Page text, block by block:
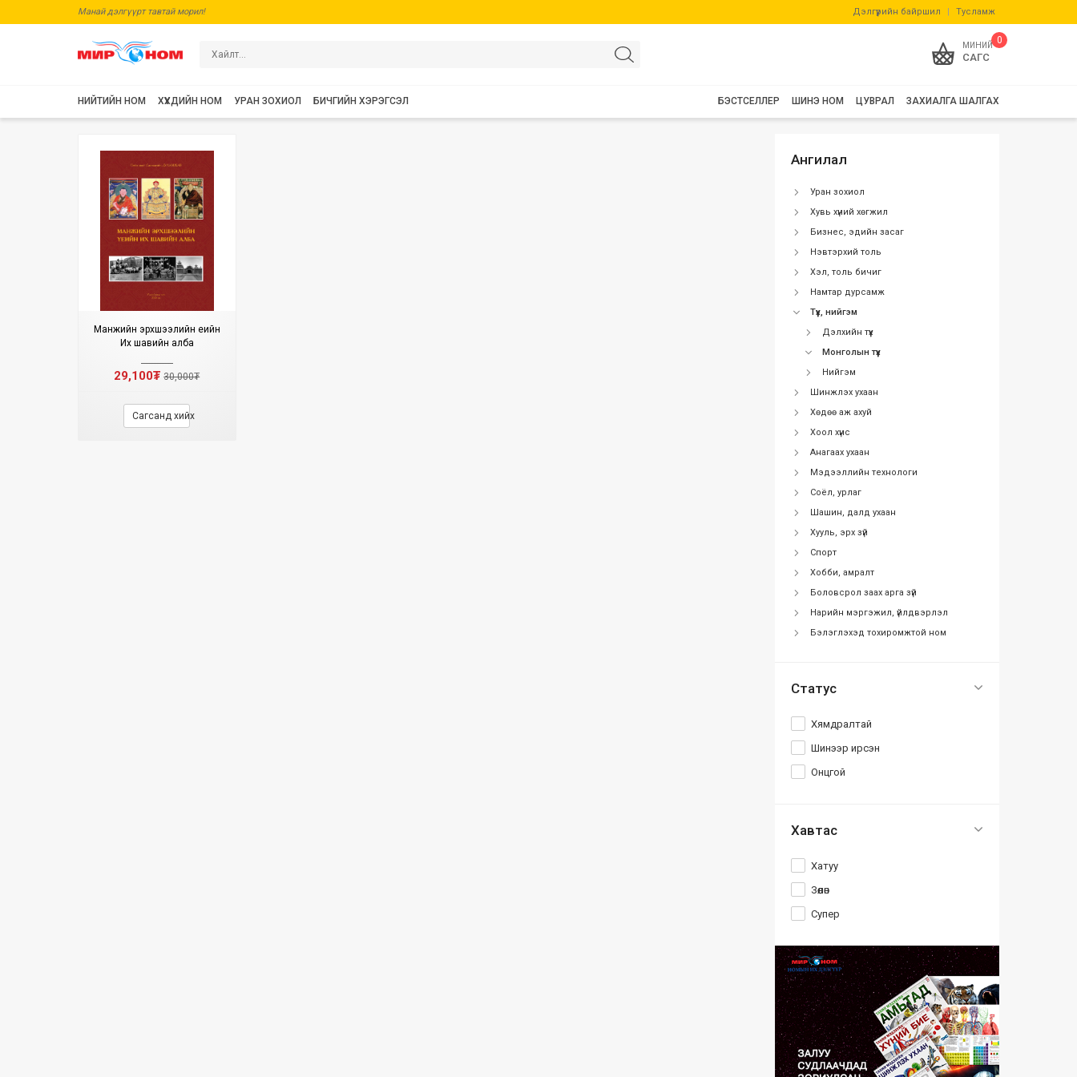
Манай дэлгүүрт тавтай морил! Дэлгүүрийн байршил | Тусламж
0
МИНИЙ
САГС
НИЙТИЙН НОМ ХҮҮХДИЙН НОМ УРАН ЗОХИОЛ БИЧГИЙН ХЭРЭГСЭЛ ЗАХИАЛГА ШАЛГАХ
ЦУВРАЛ
ШИНЭ НОМ
БЭСТСЕЛЛЕР
Манжийн эрхшээлийн үеийн
Их шавийн алба
29,100₮30,000₮
Сагсанд хийх
Ангилал
Уран зохиол
Хувь хүний хөгжил
Бизнес, эдийн засаг
Нэвтэрхий толь
Хэл, толь бичиг
Намтар дурсамж
Түүх, нийгэм
Дэлхийн түүх
Монголын түүх
Нийгэм
Шинжлэх ухаан
Хөдөө аж ахуй
Хоол хүнс
Анагаах ухаан
Мэдээллийн технологи
Соёл, урлаг
Шашин, далд ухаан
Хууль, эрх зүй
Спорт
Хобби, амралт
Боловсрол заах арга зүй
Нарийн мэргэжил, үйлдвэрлэл
Бэлэглэхэд тохиромжтой ном
Статус
Хямдралтай
Шинээр ирсэн
Онцгой
Хавтас
Хатуу
Зөөлөн
Супер